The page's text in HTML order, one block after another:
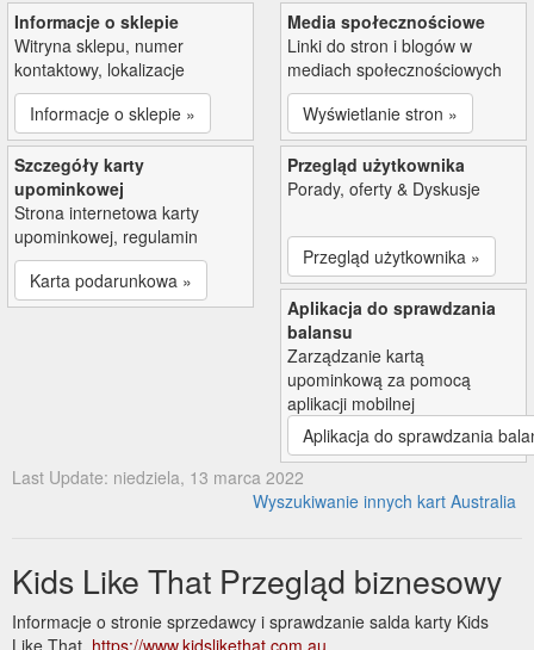
Informacje o sklepie
Witryna sklepu, numer
kontaktowy, lokalizacje
Informacje o sklepie »
Media społecznościowe
Linki do stron i blogów w
mediach społecznościowych
Wyświetlanie stron »
Szczegóły karty
upominkowej
Strona internetowa karty
upominkowej, regulamin
Karta podarunkowa »
Przegląd użytkownika
Porady, oferty & Dyskusje
Przegląd użytkownika »
Aplikacja do sprawdzania
balansu
Zarządzanie kartą
upominkową za pomocą
aplikacji mobilnej
Aplikacja do sprawdzania
Last Update: niedziela, 13 marca 2022
Wyszukiwanie innych kart Australia
Kids Like That Przegląd biznesowy
Informacje o stronie sprzedawcy i sprawdzanie salda karty Kids
Like That. https://www.kidslikethat.com.au